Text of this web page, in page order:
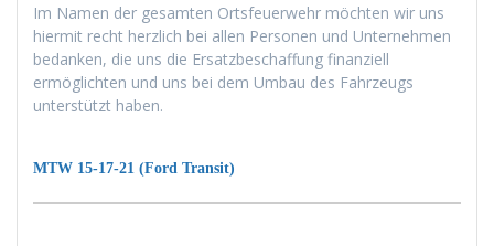
Im Namen der gesamten Ortsfeuerwehr möchten wir uns
hiermit recht herzlich bei allen Personen und Unternehmen
bedanken, die uns die Ersatzbeschaffung finanziell
ermöglichten und uns bei dem Umbau des Fahrzeugs
unterstützt haben.
MTW 15-17-21 (Ford Transit)